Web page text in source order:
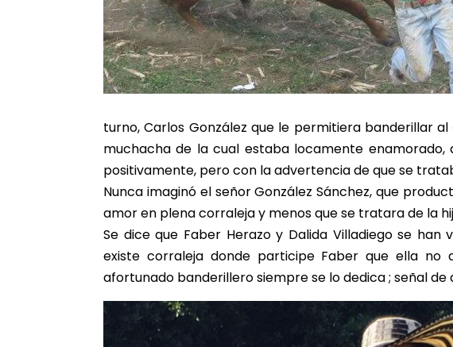
turno, Carlos González que le permitiera banderillar
muchacha de la cual estaba locamente
positivamente, pero con la advertencia de que se
Nunca imaginó el señor González Sánchez, que
amor en plena corraleja y menos que se tratara de la
Se dice que Faber Herazo y Dalida Villadiego se
existe corraleja donde participe Faber que ella
afortunado banderillero siempre se lo dedica ; señal de